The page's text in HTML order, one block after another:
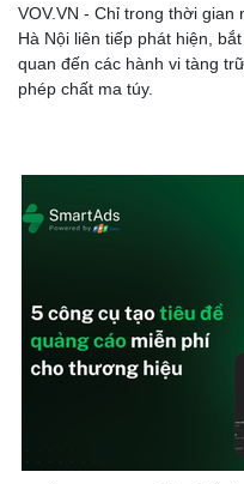
VOV.VN - Chỉ trong thời gian
Hà Nội liên tiếp phát hiện,
quan đến các hành vi tàng
phép chất ma túy.